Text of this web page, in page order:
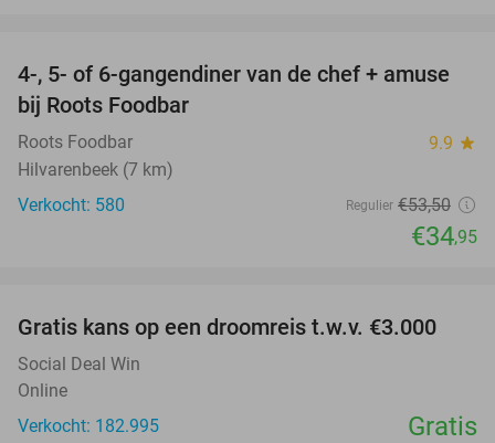
35%
4-, 5- of 6-gangendiner van de chef + amuse
bij Roots Foodbar
Roots Foodbar 9.9 star
Hilvarenbeek (7 km)
Verkocht: 580
Regulier €53,50
€34,95
Gratis kans op een droomreis t.w.v. €3.000
Social Deal Win
Online
Verkocht: 182.995
Gratis